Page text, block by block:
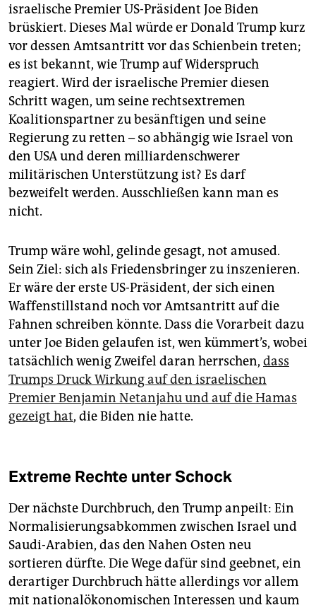
israelische Premier US-Präsident Joe Biden
brüskiert. Dieses Mal würde er Donald Trump kurz
vor dessen Amtsantritt vor das Schienbein treten;
es ist bekannt, wie Trump auf Widerspruch
reagiert. Wird der israelische Premier diesen
Schritt wagen, um seine rechtsextremen
Koalitionspartner zu besänftigen und seine
Regierung zu retten – so abhängig wie Israel von
den USA und deren milliardenschwerer
militärischen Unterstützung ist? Es darf
bezweifelt werden. Ausschließen kann man es
nicht.
Trump wäre wohl, gelinde gesagt, not amused.
Sein Ziel: sich als Friedensbringer zu inszenieren.
Er wäre der erste US-Präsident, der sich einen
Waffenstillstand noch vor Amtsantritt auf die
Fahnen schreiben könnte. Dass die Vorarbeit dazu
unter Joe Biden gelaufen ist, wen kümmert’s, wobei
tatsächlich wenig Zweifel daran herrschen, dass
Trumps Druck Wirkung auf den israelischen
Premier Benjamin Netanjahu und auf die Hamas
gezeigt hat, die Biden nie hatte.
Extreme Rechte unter Schock
Der nächste Durchbruch, den Trump anpeilt: Ein
Normalisierungsabkommen zwischen Israel und
Saudi-Arabien, das den Nahen Osten neu
sortieren dürfte. Die Wege dafür sind geebnet, ein
derartiger Durchbruch hätte allerdings vor allem
mit nationalökonomischen Interessen und kaum